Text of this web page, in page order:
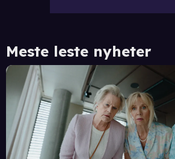
Meste leste nyheter